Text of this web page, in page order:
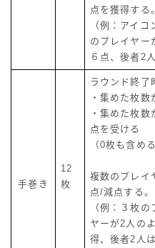
点を獲得する。
（例：アイ
のプレイヤー
６点、後者2
手巻き
12
枚
ラウンド終了
・集めた枚
・集めた枚
点を受ける
（0枚も含める
複数のプレイ
点/減点する。
（例：３枚
ヤーが2人の
得、後者2人